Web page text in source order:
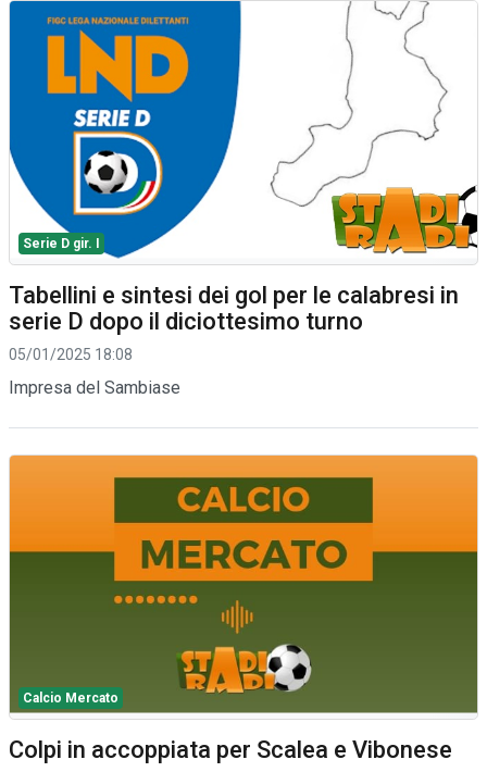
Serie D gir. I
Tabellini e sintesi dei gol per le calabresi in
serie D dopo il diciottesimo turno
05/01/2025 18:08
Impresa del Sambiase
Calcio Mercato
Colpi in accoppiata per Scalea e Vibonese